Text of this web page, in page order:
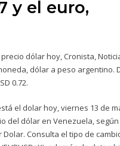
y el euro,
dólar hoy, Cronista,
dólar a peso argentino.
0.72.
el dolar hoy, viernes 13 de
del dólar en Venezuela, según
Consulta el tipo de